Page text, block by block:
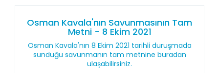
Osman Kavala'nın Savunmasının Tam
Metni - 8 Ekim 2021
Osman Kavala'nın 8 Ekim 2021 tarihli duruşmada
sunduğu savunmanın tam metnine buradan
ulaşabilirsiniz.